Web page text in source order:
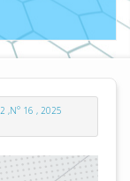
,N° 16 , 2025